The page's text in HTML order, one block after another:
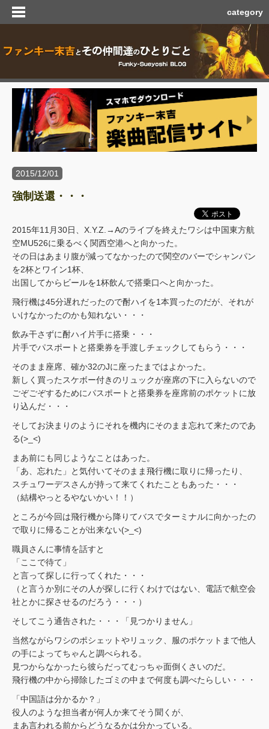
category
2015/12/01
強制送還・・・
2015年11月30日、X.Y.Z.→Aのライブを終えたワシは中国東方航
空MU526に乗るべく関西空港へと向かった。
その日はあまり腹が減ってなかったので関空のバーでシャンパン
を2杯とワイン1杯、
出国してからビールを1杯飲んで搭乗口へと向かった。
飛行機は45分遅れだったので酎ハイを1本買ったのだが、それが
いけなかったのかも知れない・・・
飲み干さずに酎ハイ片手に搭乗・・・
片手でパスポートと搭乗券を手渡しチェックしてもらう・・・
そのまま座席、確か32のJに座ったまではよかった。
新しく買ったスケボー付きのリュックが座席の下に入らないので
ごぞごぞするためにパスポートと搭乗券を座席前のポケットに放
り込んだ・・・
そしてお決まりのようにそれを機内にそのまま忘れて来たのであ
る(>_<)
まあ前にも同じようなことはあった。
「あ、忘れた」と気付いてそのまま飛行機に取りに帰ったり、
スチュワーデスさんが持って来てくれたこともあった・・・
（結構やっとるやないかい！！）
ところが今回は飛行機から降りてバスでターミナルに向かったの
で取りに帰ることが出来ない(>_<)
職員さんに事情を話すと
「ここで待て」
と言って探しに行ってくれた・・・
（と言うか別にその人が探しに行くわけではない、電話で航空会
社とかに探させるのだろう・・・）
そしてこう通告された・・・「見つかりません」
当然ながらワシのポシェットやリュック、服のポケットまで他人
の手によってちゃんと調べられる。
見つからなかったら彼らだってむっちゃ面倒くさいのだ。
飛行機の中から掃除したゴミの中まで何度も調べたらしい・・・
「中国語は分かるか？」
役人のような担当者が何人か来てそう聞くが、
まあ言われる前からどうなるかは分かっている。